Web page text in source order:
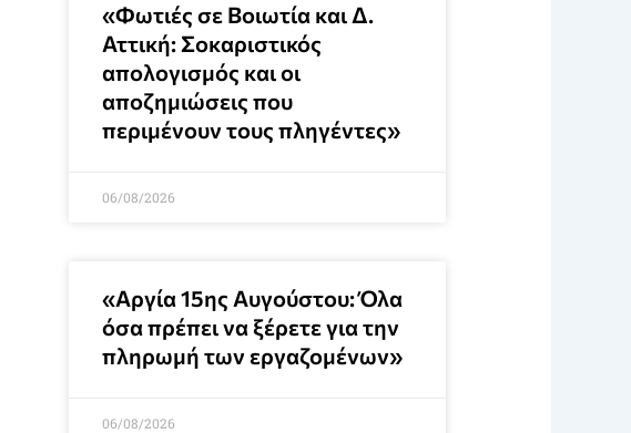
«Φωτιές σε Βοιωτία και Δ.
Αττική: Σοκαριστικός
απολογισμός και οι
αποζημιώσεις που
περιμένουν τους πληγέντες»
06/08/2026
«Αργία 15ης Αυγούστου: Όλα
όσα πρέπει να ξέρετε για την
πληρωμή των εργαζομένων»
06/08/2026